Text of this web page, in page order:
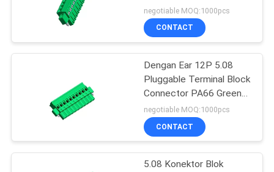
Dengan Ear 7P ROHS
negotiable MOQ:1000pcs
CONTACT
Dengan Ear 12P 5.08
Pluggable Terminal Block
Connector PA66 Green
Matte Tin 35PCS / Tary
ROHS
negotiable MOQ:1000pcs
CONTACT
5.08 Konektor Blok